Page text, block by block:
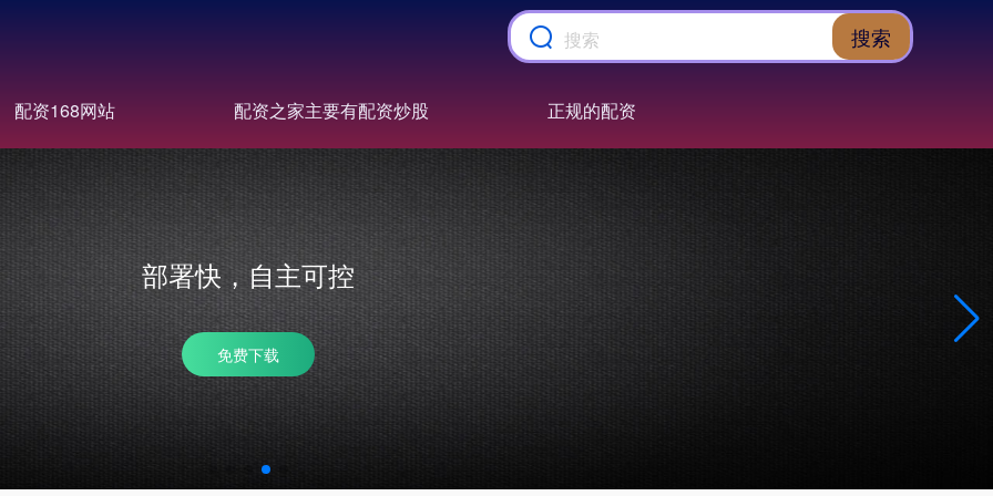
搜索
配资168网站 配资之家主要有配资炒股 正规的配资
省成本，提效率
多分站齐推广，性价比高 批量数据分析，帮助及时调整优化